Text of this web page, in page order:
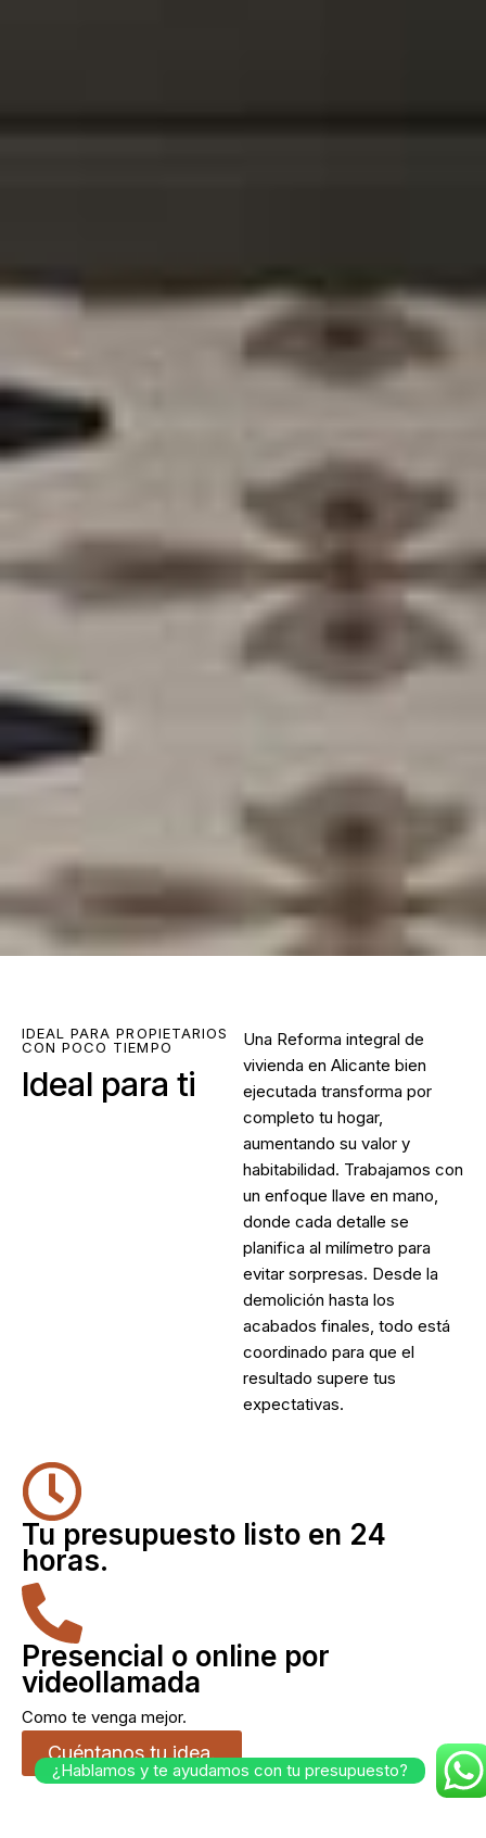
IDEAL PARA PROPIETARIOS
CON POCO TIEMPO
Ideal para ti
Una Reforma integral de
vivienda en Alicante bien
ejecutada transforma por
completo tu hogar,
aumentando su valor y
habitabilidad. Trabajamos con
un enfoque llave en mano,
donde cada detalle se
planifica al milímetro para
evitar sorpresas. Desde la
demolición hasta los
acabados finales, todo está
coordinado para que el
resultado supere tus
expectativas.
Tu presupuesto listo en 24
horas.
Presencial o online por
videollamada
Como te venga mejor.
Cuéntanos tu idea.
¿Hablamos y te ayudamos con tu presupuesto?